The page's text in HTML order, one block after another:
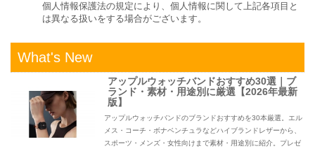
個人情報保護法の規定により、個人情報に関して上記各項目と
は異なる扱いをする場合がございます。
What's New
アップルウォッチバンドおすすめ30選｜ブ
ランド・素材・用途別に厳選【2026年最新
版】
アップルウォッチバンドのブランドおすすめを30本厳選。エル
メス・コーチ・ボナベンチュラなどハイブランドレザーから、
スポーツ・メンズ・女性向けまで素材・用途別に紹介。プレゼ